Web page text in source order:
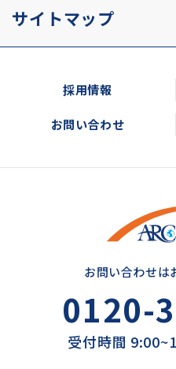
サイトマップ
採用情報
お問い合わせ
お問い合わせは
0120-
受付時間